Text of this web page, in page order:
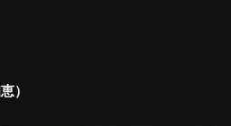
）